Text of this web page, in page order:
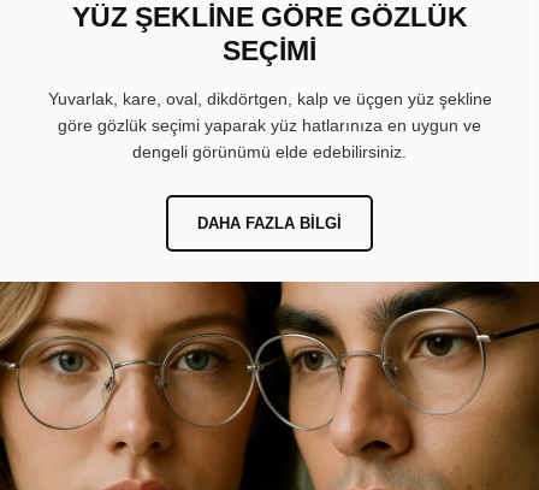
YÜZ ŞEKLİNE GÖRE GÖZLÜK
SEÇİMİ
Yuvarlak, kare, oval, dikdörtgen, kalp ve üçgen yüz şekline
göre gözlük seçimi yaparak yüz hatlarınıza en uygun ve
dengeli görünümü elde edebilirsiniz.
DAHA FAZLA BILGI